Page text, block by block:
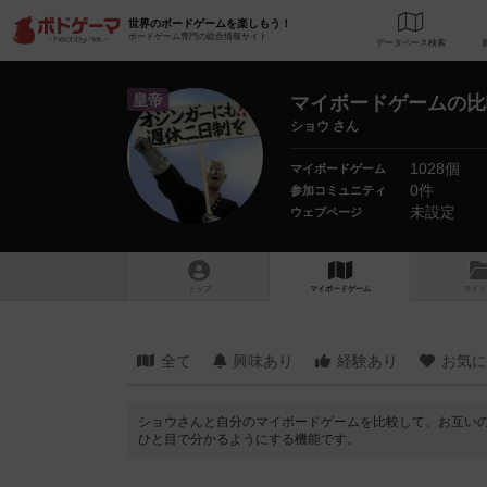
世界のボードゲームを楽しもう！
ボードゲーム専門の総合情報サイト
データベース
皇帝 マイボードゲームの
ショウ さん
マイボードゲーム 1028個
参加コミュニティ 0件
ウェブページ 未設定
トップ マイボードゲーム マイリ
全て 興味あり 経験あり お気
ショウさんと自分のマイボードゲームを比較して、お互
ひと目で分かるようにする機能です。